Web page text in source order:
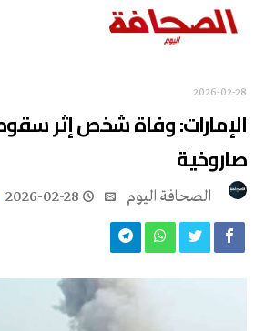
2026-02-28
الإمارات: وفاة شخص إثر
صاروخية
2026-02-28